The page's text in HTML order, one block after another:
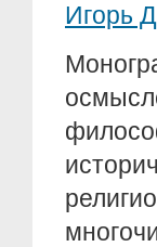
Игорь